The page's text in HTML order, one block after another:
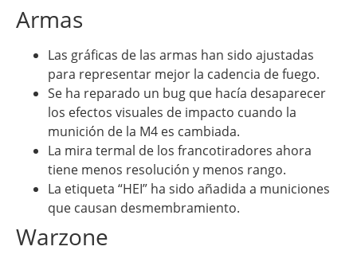
Armas
Las gráficas de las armas han sido ajustadas
para representar mejor la cadencia de fuego.
Se ha reparado un bug que hacía desaparecer
los efectos visuales de impacto cuando la
munición de la M4 es cambiada.
La mira termal de los francotiradores ahora
tiene menos resolución y menos rango.
La etiqueta “HEI” ha sido añadida a municiones
que causan desmembramiento.
Warzone